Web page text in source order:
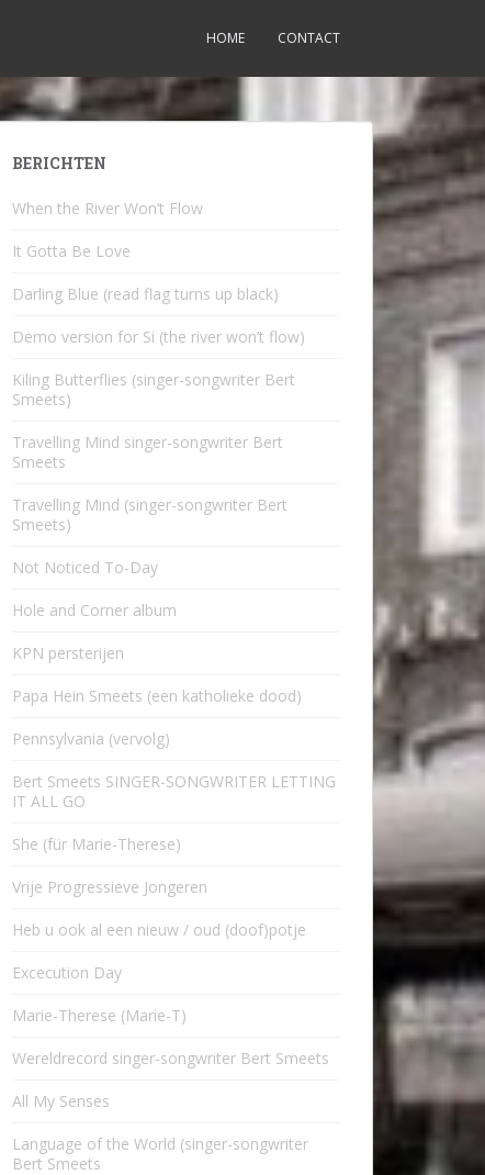
HOME CONTACT
BERICHTEN
When the River Won’t Flow
It Gotta Be Love
Darling Blue (read flag turns up black)
Demo version for Si (the river won’t flow)
Kiling Butterflies (singer-songwriter Bert
Smeets)
Travelling Mind singer-songwriter Bert
Smeets
Travelling Mind (singer-songwriter Bert
Smeets)
Not Noticed To-Day
Hole and Corner album
KPN persterijen
Papa Hein Smeets (een katholieke dood)
Pennsylvania (vervolg)
Bert Smeets SINGER-SONGWRITER LETTING
IT ALL GO
She (für Marie-Therese)
Vrije Progressieve Jongeren
Heb u ook al een nieuw / oud (doof)potje
Excecution Day
Marie-Therese (Marie-T)
Wereldrecord singer-songwriter Bert Smeets
All My Senses
Language of the World (singer-songwriter
Bert Smeets